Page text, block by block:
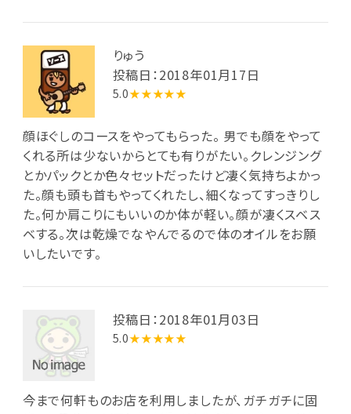
りゅう
投稿日：2018年01月17日
5.0★★★★★
顔ほぐしのコースをやってもらった。 男でも顔をやって
くれる所は少ないからとても有りがたい。クレンジング
とかパックとか色々セットだったけど凄く気持ちよかっ
た。顔も頭も首もやってくれたし、細くなってすっきりし
た。何か肩こりにもいいのか体が軽い。顔が凄くスベス
ベする。次は乾燥でなやんでるので体のオイルをお願
いしたいです。
投稿日：2018年01月03日
5.0★★★★★
今まで何軒ものお店を利用しましたが、ガチガチに固